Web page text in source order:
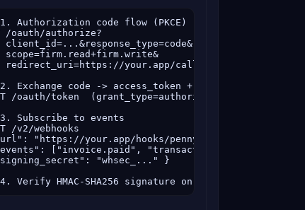
Authorization code flow (PKCE)
/oauth/authorize?
client_id=...&response_type=code&
scope=firm.read+firm.write&
redirect_uri=https://your.app/callback
Exchange code -> access_token + refresh_token
/oauth/token  (grant_type=authorization_code)
Subscribe to events
/v2/webhooks
"https://your.app/hooks/pennylane",
["invoice.paid", "transaction.created"],
"whsec_..." }
Verify HMAC-SHA256 signature on every delivery